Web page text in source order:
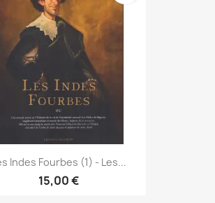
Indes Fourbes (1) - Les...
15,00 €